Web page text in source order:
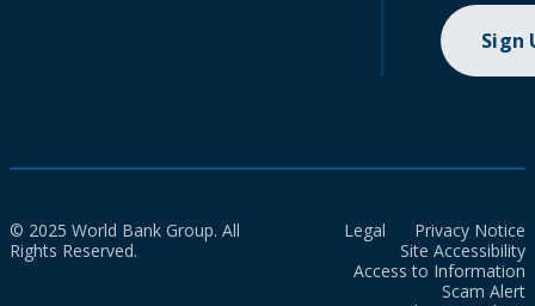
Sign
© 2025 World Bank Group. All
Rights Reserved.
Legal
Privacy Notice
Site Accessibility
Access to Information
Scam Alert